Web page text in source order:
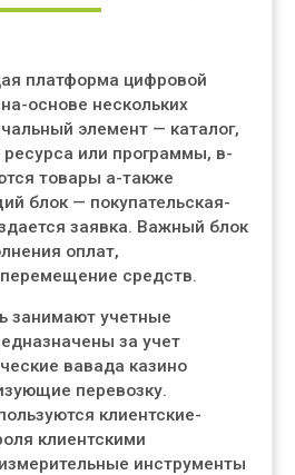
платформа цифровой
основе нескольких
элемент — каталог,
ресурса или программы, в-
товары а-также
блок — покупательская-
заявка. Важный блок
оплат,
средств.
занимают учетные
за учет
вавада казино
перевозку.
клиентские-
клиентскими
инструменты